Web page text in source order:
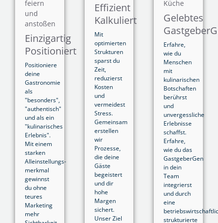
Einzigartig
Positioniert
Positioniere
deine
Gastronomie
als
"besonders",
"authentisch"
und als ein
"kulinarisches
Erlebnis".
Mit einem
starken
Alleinstellungs­
merkmal
gewinnst
du ohne
teures
Marketing
mehr
Effizient
Kalkuliert
Mit
optimierten
Strukturen
sparst du
Zeit,
reduzierst
Kosten
und
vermeidest
Stress.
Gemeinsam
erstellen
wir
Prozesse,
die deine
Gäste
begeistert
und dir
hohe
Margen
sichert.
Unser Ziel
Gelebtes
Erfahre,
wie du
Menschen
mit
kulinarischen
Botschaften
berührst
und
unvergessliche
Erlebnisse
schaffst.
Erfahre,
wie du das
GastgeberGen
in dein
Team
integrierst
und durch
eine
strukturierte